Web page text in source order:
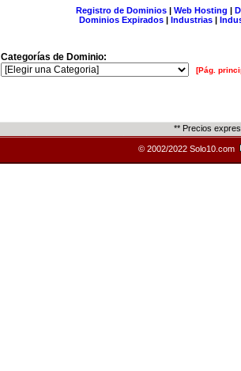
Registro de Dominios| Web Hosting |
Dominios Expirados | Industrias |
Categorías de Dominio:
[Pág.
** Precios
© 2002/2022 Solo10.com